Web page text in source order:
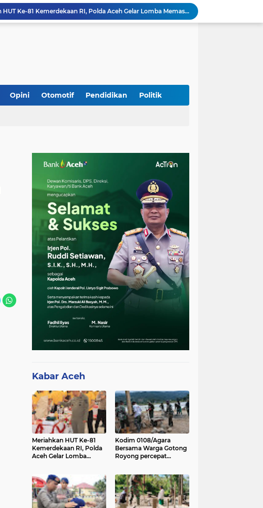
Meriahkan HUT Ke-81 Kemerdekaan RI, Polda Aceh Gelar Lomba Memasak Nasi Goreng dan Aneka Minuman
Babinsa Simpang Tiga Monitoring Harga Sembako, Pastikan Stabilitas dan Ketersediaan Bahan Pokok
Kodim 0108/Agara Bersama Warga Percepat Pemasangan Tiang Pylon Jembatan Gantung di Desa Lawe Ger-Ger Aceh Tenggara
Opini Otomotif Pendidikan Politik
Kabar Aceh
Meriahkan HUT Ke-81
Kemerdekaan RI, Polda
Aceh Gelar Lomba
Kodim 0108/Agara
Bersama Warga Gotong
Royong percepat
Desa Gulo Aceh
Tenggara